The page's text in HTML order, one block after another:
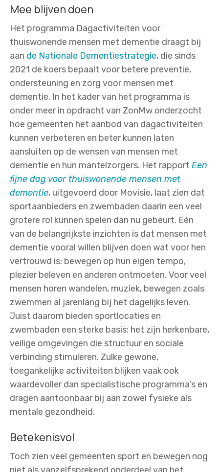
Mee blijven doen
Het programma Dagactiviteiten voor
thuiswonende mensen met dementie draagt bij
aan de Nationale Dementiestrategie, die sinds
2021 de koers bepaalt voor betere preventie,
ondersteuning en zorg voor mensen met
dementie. In het kader van het programma is
onder meer in opdracht van ZonMw onderzocht
hoe gemeenten het aanbod van dagactiviteiten
kunnen verbeteren en beter kunnen laten
aansluiten op de wensen van mensen met
dementie en hun mantelzorgers. Het rapport Een
fijne dag voor thuiswonende mensen met
dementie, uitgevoerd door Movisie, laat zien dat
sportaanbieders en zwembaden daarin een veel
grotere rol kunnen spelen dan nu gebeurt. Eén
van de belangrijkste inzichten is dat mensen met
dementie vooral willen blijven doen wat voor hen
vertrouwd is: bewegen op hun eigen tempo,
plezier beleven en anderen ontmoeten. Voor veel
mensen horen wandelen, muziek, bewegen zoals
zwemmen al jarenlang bij het dagelijks leven.
Juist daarom bieden sportlocaties en
zwembaden een sterke basis: het zijn herkenbare,
veilige omgevingen die structuur en sociale
verbinding stimuleren. Zulke gewone,
toegankelijke activiteiten blijken vaak ook
waardevoller dan specialistische programma’s en
dragen aantoonbaar bij aan zowel fysieke als
mentale gezondheid.
Betekenisvol
Toch zien veel gemeenten sport en bewegen nog